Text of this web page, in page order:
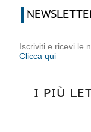
Iscriviti e ricevi le
Clicca qui
I PIÙ